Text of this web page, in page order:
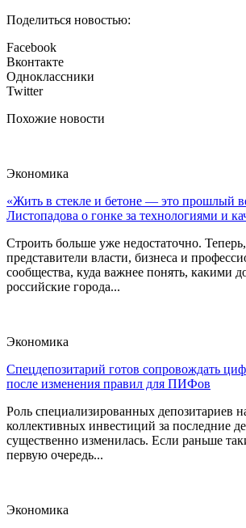
Поделиться новостью:
Facebook
Вконтакте
Одноклассники
Twitter
Похожие новости
Экономика
«Жить в стекле и бетоне — это прошлый
Листопадова о гонке за технологиями и
Строить больше уже недостаточно.
представители власти, бизнеса и
сообщества, куда важнее понять, какими
российские города...
Экономика
Спецдепозитарий готов сопровождать
после изменения правил для ПИФов
Роль специализированных депозитариев
коллективных инвестиций за последние
существенно изменилась. Если раньше
первую очередь...
Экономика